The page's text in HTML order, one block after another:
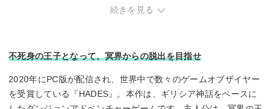
続きを見る
不死身の王子となって、冥界からの脱出を目指せ
2020年にPC版が配信され、世界中で数々のゲームオブザイヤー
を受賞している『HADES』。本作は、ギリシア神話をベースに